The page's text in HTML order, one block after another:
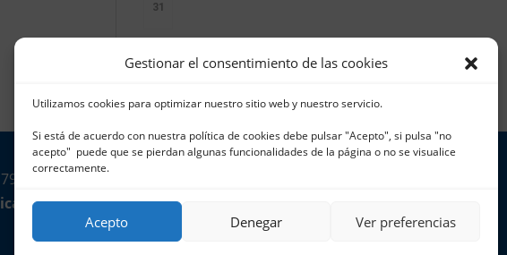
Gestionar el consentimiento de las cookies
Utilizamos cookies para optimizar nuestro sitio web y nuestro servicio.
Si está de acuerdo con nuestra política de cookies debe pulsar "Acepto", si pulsa "no
acepto" puede que se pierdan algunas funcionalidades de la página o no se visualice
correctamente.
Acepto Denegar Ver preferencias
31
Sin Eventos
025 | Fax. 965 796 008 | info@cnjavea.net
de Cookies